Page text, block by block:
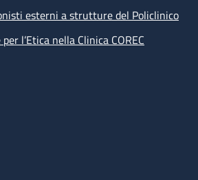
esterni a strutture del Policlinico
l’Etica nella Clinica COREC